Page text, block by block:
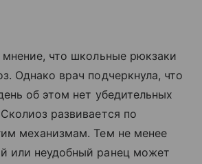
мнение, что школьные рюкзаки
Однако врач подчеркнула, что
об этом нет убедительных
развивается по
механизмам. Тем не менее
или неудобный ранец может